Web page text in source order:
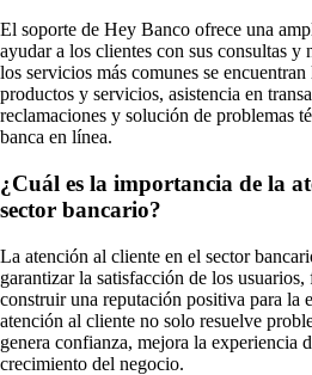
El soporte de Hey Banco ofrece una
ayudar a los clientes con sus consultas y
los servicios más comunes se
productos y servicios, asistencia en
reclamaciones y solución de problemas
banca en línea.
¿Cuál es la importancia de la
sector bancario?
La atención al cliente en el sector
garantizar la satisfacción de los
construir una reputación positiva para la
atención al cliente no solo resuelve
genera confianza, mejora la experiencia
crecimiento del negocio.